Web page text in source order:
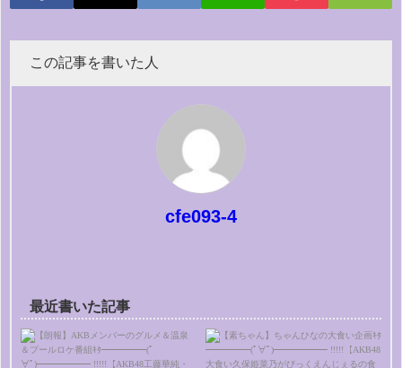
この記事を書いた人
cfe093-4
最近書いた記事